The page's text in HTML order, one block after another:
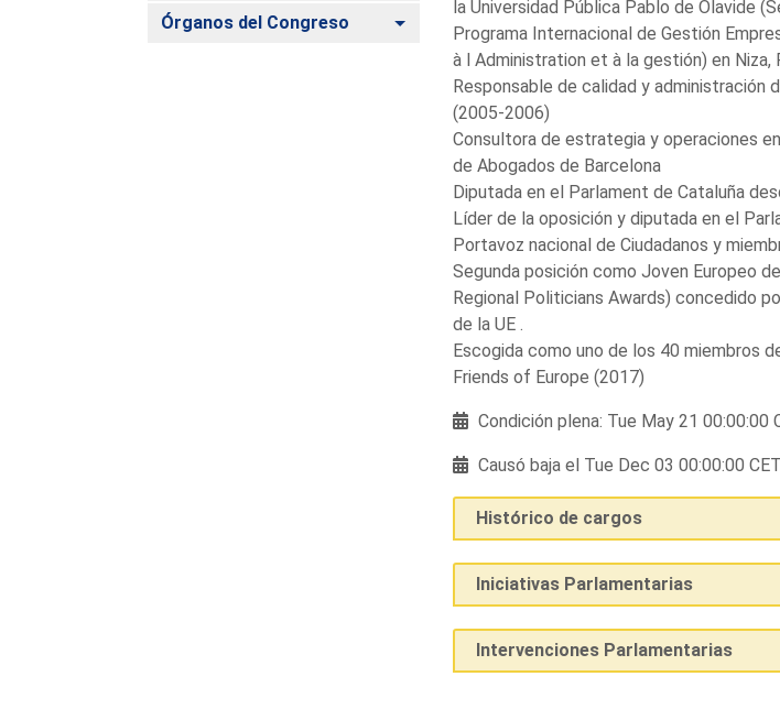
Órganos del Congreso Alternar
la Universidad Pública Pablo de Olavide
Programa Internacional de Gestión
à l Administration et à la gestión) en Niza,
Responsable de calidad y administración
(2005-2006)
Consultora de estrategia y operaciones
de Abogados de Barcelona
Diputada en el Parlament de Cataluña
Líder de la oposición y diputada en el
Portavoz nacional de Ciudadanos y
Segunda posición como Joven Europeo
Regional Politicians Awards) concedido
de la UE .
Escogida como uno de los 40 miembros
Friends of Europe (2017)
Condición plena: Tue May 21 00:00:00
Causó baja el Tue Dec 03 00:00:00
Histórico de cargos
Iniciativas Parlamentarias
Intervenciones Parlamentarias